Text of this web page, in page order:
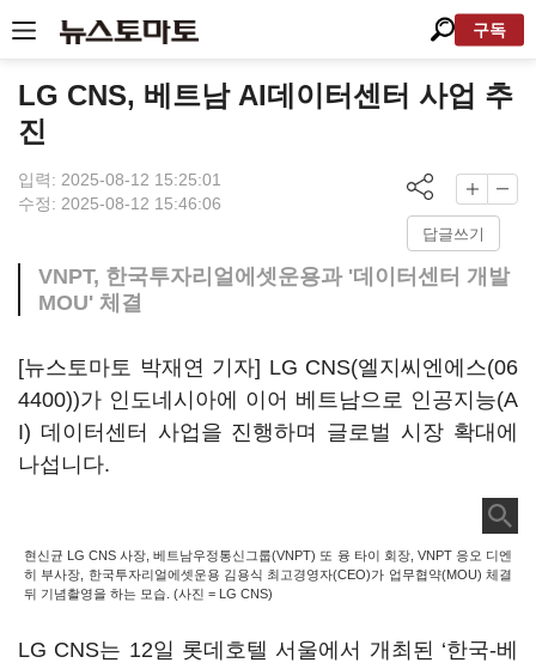
구독
LG CNS, 베트남 AI데이터센터 사업 추
진
입력: 2025-08-12 15:25:01
수정: 2025-08-12 15:46:06
답글쓰기
VNPT, 한국투자리얼에셋운용과 '데이터센터 개발
MOU' 체결
[뉴스토마토 박재연 기자] LG CNS(엘지씨엔에스(06
4400))가 인도네시아에 이어 베트남으로 인공지능(A
I) 데이터센터 사업을 진행하며 글로벌 시장 확대에
나섭니다.
현신균 LG CNS 사장, 베트남우정통신그룹(VNPT) 또 융 타이 회장, VNPT 응오 디엔
히 부사장, 한국투자리얼에셋운용 김용식 최고경영자(CEO)가 업무협약(MOU) 체결
뒤 기념촬영을 하는 모습. (사진 = LG CNS)
LG CNS는 12일 롯데호텔 서울에서 개최된 ‘한국-베